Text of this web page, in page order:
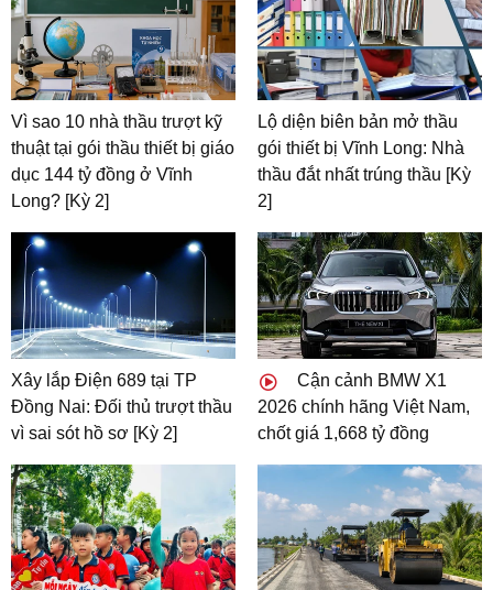
Vì sao 10 nhà thầu trượt kỹ
thuật tại gói thầu thiết bị giáo
dục 144 tỷ đồng ở Vĩnh
Long? [Kỳ 2]
Lộ diện biên bản mở thầu
gói thiết bị Vĩnh Long: Nhà
thầu đắt nhất trúng thầu [Kỳ
2]
Xây lắp Điện 689 tại TP
Đồng Nai: Đối thủ trượt thầu
vì sai sót hồ sơ [Kỳ 2]
Cận cảnh BMW X1
2026 chính hãng Việt Nam,
chốt giá 1,668 tỷ đồng